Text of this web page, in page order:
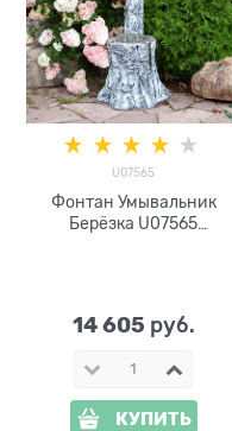
U07565
Фонтан Умывальник
Берёзка U07565
14 605 руб.
КУПИТЬ